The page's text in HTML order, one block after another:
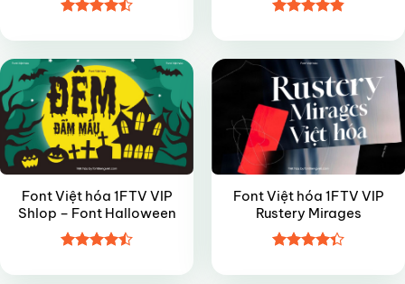
hạng4.5
hạng4.85
Font Việt hóa 1FTV VIP
Shlop – Font Halloween
hạng4.5
Font Việt hóa 1FTV VIP
Rustery Mirages
hạng4.35